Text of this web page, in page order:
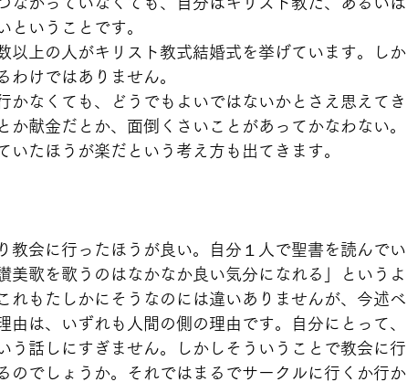
ということです。
上の人がキリスト教式結婚式を挙げています。しか
わけではありません。
なくても、どうでもよいではないかとさえ思えてき
か献金だとか、面倒くさいことがあってかなわない。
いたほうが楽だという考え方も出てきます。
会に行ったほうが良い。自分１人で聖書を読んでい
美歌を歌うのはなかなか良い気分になれる」というよ
れもたしかにそうなのには違いありませんが、今述べ
由は、いずれも人間の側の理由です。自分にとって、
う話しにすぎません。しかしそういうことで教会に行
のでしょうか。それではまるでサークルに行くか行か